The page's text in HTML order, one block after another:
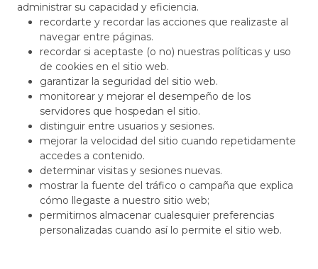
administrar su capacidad y eficiencia.
recordarte y recordar las acciones que realizaste al
navegar entre páginas.
recordar si aceptaste (o no) nuestras políticas y uso
de cookies en el sitio web.
garantizar la seguridad del sitio web.
monitorear y mejorar el desempeño de los
servidores que hospedan el sitio.
distinguir entre usuarios y sesiones.
mejorar la velocidad del sitio cuando repetidamente
accedes a contenido.
determinar visitas y sesiones nuevas.
mostrar la fuente del tráfico o campaña que explica
cómo llegaste a nuestro sitio web;
permitirnos almacenar cualesquier preferencias
personalizadas cuando así lo permite el sitio web.